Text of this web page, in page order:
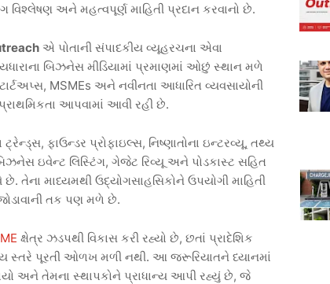
અને મહત્વપૂર્ણ માહિતી પ્રદાન કરવાનો છે.
એ પોતાની સંપાદકીય વ્યૂહરચના એવા
બિઝનેસ મીડિયામાં પ્રમાણમાં ઓછું સ્થાન મળે
MSMEs અને નવીનતા આધારિત વ્યવસાયોની
આપવામાં આવી રહી છે.
ફાઉન્ડર પ્રોફાઇલ્સ, નિષ્ણાતોના ઇન્ટરવ્યૂ, તથ્ય
ઇવેન્ટ લિસ્ટિંગ, ગેજેટ રિવ્યૂ અને પોડકાસ્ટ સહિત
છે. તેના માધ્યમથી ઉદ્યોગસાહસિકોને ઉપયોગી માહિતી
તક પણ મળે છે.
ક્ષેત્ર ઝડપથી વિકાસ કરી રહ્યો છે, છતાં પ્રાદેશિક
સ્તરે પૂરતી ઓળખ મળી નથી. આ જરૂરિયાતને ધ્યાનમાં
અને તેમના સ્થાપકોને પ્રાધાન્ય આપી રહ્યું છે, જે